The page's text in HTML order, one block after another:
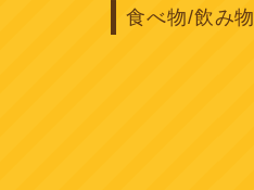
食べ物/飲み物